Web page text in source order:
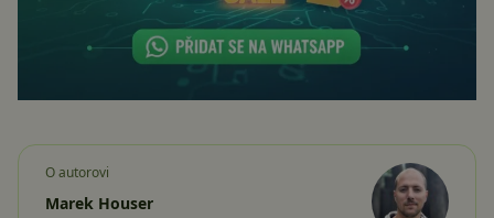
O autorovi
Marek Houser